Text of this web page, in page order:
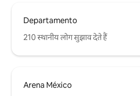
Departamento
210 स्थानीय लोग सुझाव देते हैं
Arena México